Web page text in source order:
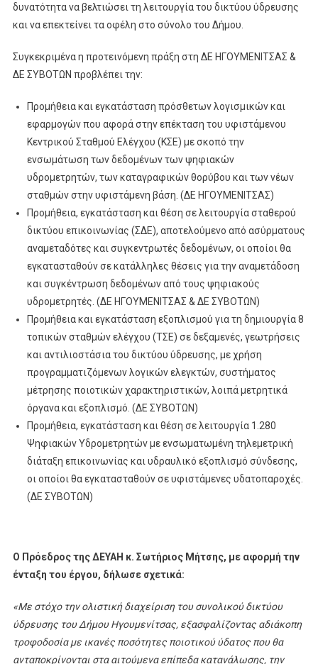
δυνατότητα να βελτιώσει τη λειτουργία του δικτύου ύδρευσης
και να επεκτείνει τα οφέλη στο σύνολο του Δήμου.
Συγκεκριμένα η προτεινόμενη πράξη στη ΔΕ ΗΓΟΥΜΕΝΙΤΣΑΣ &
ΔΕ ΣΥΒΟΤΩΝ προβλέπει την:
Προμήθεια και εγκατάσταση πρόσθετων λογισμικών και
εφαρμογών που αφορά στην επέκταση του υφιστάμενου
Κεντρικού Σταθμού Ελέγχου (ΚΣΕ) με σκοπό την
ενσωμάτωση των δεδομένων των ψηφιακών
υδρομετρητών, των καταγραφικών θορύβου και των νέων
σταθμών στην υφιστάμενη βάση. (ΔΕ ΗΓΟΥΜΕΝΙΤΣΑΣ)
Προμήθεια, εγκατάσταση και θέση σε λειτουργία σταθερού
δικτύου επικοινωνίας (ΣΔΕ), αποτελούμενο από ασύρματους
αναμεταδότες και συγκεντρωτές δεδομένων, οι οποίοι θα
εγκατασταθούν σε κατάλληλες θέσεις για την αναμετάδοση
και συγκέντρωση δεδομένων από τους ψηφιακούς
υδρομετρητές. (ΔΕ ΗΓΟΥΜΕΝΙΤΣΑΣ & ΔΕ ΣΥΒΟΤΩΝ)
Προμήθεια και εγκατάσταση εξοπλισμού για τη δημιουργία 8
τοπικών σταθμών ελέγχου (ΤΣΕ) σε δεξαμενές, γεωτρήσεις
και αντιλιοστάσια του δικτύου ύδρευσης, με χρήση
προγραμματιζόμενων λογικών ελεγκτών, συστήματος
μέτρησης ποιοτικών χαρακτηριστικών, λοιπά μετρητικά
όργανα και εξοπλισμό. (ΔΕ ΣΥΒΟΤΩΝ)
Προμήθεια, εγκατάσταση και θέση σε λειτουργία 1.280
Ψηφιακών Υδρομετρητών με ενσωματωμένη τηλεμετρική
διάταξη επικοινωνίας και υδραυλικό εξοπλισμό σύνδεσης,
οι οποίοι θα εγκατασταθούν σε υφιστάμενες υδατοπαροχές.
(ΔΕ ΣΥΒΟΤΩΝ)
Ο Πρόεδρος της ΔΕΥΑΗ κ. Σωτήριος Μήτσης, με αφορμή την
ένταξη του έργου, δήλωσε σχετικά:
«Με στόχο την ολιστική διαχείριση του συνολικού δικτύου
ύδρευσης του Δήμου Ηγουμενίτσας, εξασφαλίζοντας αδιάκοπη
τροφοδοσία με ικανές ποσότητες ποιοτικού ύδατος που θα
ανταποκρίνονται στα αιτούμενα επίπεδα κατανάλωσης, την